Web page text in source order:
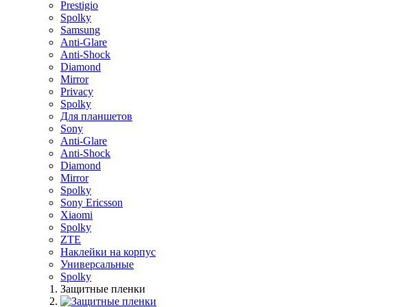
Prestigio
Spolky
Samsung
Anti-Glare
Anti-Shock
Diamond
Mirror
Privacy
Spolky
Для планшетов
Sony
Anti-Glare
Anti-Shock
Diamond
Mirror
Spolky
Sony Ericsson
Xiaomi
Spolky
ZTE
Наклейки на корпус
Универсальные
Spolky
Защитные пленки